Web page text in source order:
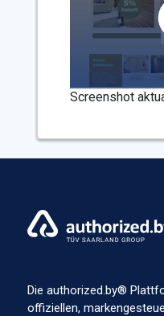
Screenshot
Die authorized.by®
offiziellen,